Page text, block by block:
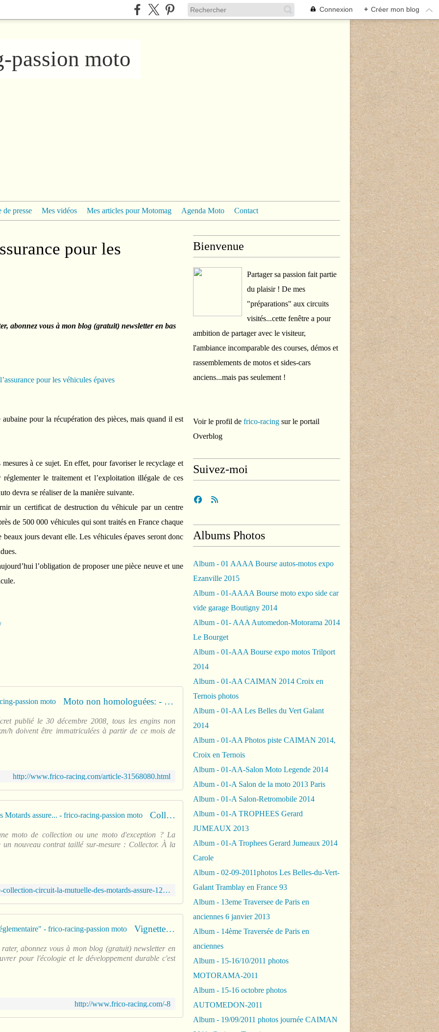
Connexion + Créer mon blog
passion moto
de presse Mes vidéos Mes articles pour Motomag Agenda Moto Contact
pour les
abonnez vous à mon blog (gratuit) newsletter en bas
pour la récupération des pièces, mais quand il est
à ce sujet. En effet, pour favoriser le recyclage et
le traitement et l’exploitation illégale de ces
devra se réaliser de la manière suivante.
un certificat de destruction du véhicule par un centre
de 500 000 véhicules qui sont traités en France chaque
jours devant elle. Les véhicules épaves seront donc
l’obligation de proposer une pièce neuve et une
Moto non homologuées: - frico-racing-passion moto
publié le 30 décembre 2008, tous les engins non
h doivent être immatriculées à partir de ce mois de
http://www.frico-racing.com/article-31568080.html
Collection, Circuit, la Mutuelle des Motards assure... - frico-racing-passion moto
moto de collection ou une moto d'exception ? La
un nouveau contrat taillé sur-mesure : Collector. À la
http://www.frico-racing.com/article-collection-circuit-la-mutuelle-des-motards-assure-124016940.html
Vignettes contre "l'obsolescence réglementaire" - frico-racing-passion moto
abonnez vous à mon blog (gratuit) newsletter en
pour l'écologie et le développement durable c'est
http://www.frico-racing.com/-8
Bienvenue
Partager sa passion fait partie
du plaisir ! De mes
"préparations" aux circuits
visités...cette fenêtre a pour
ambition de partager avec le visiteur,
l'ambiance incomparable des courses, démos et
rassemblements de motos et sides-cars
anciens...mais pas seulement !
Voir le profil de frico-racing sur le portail
Overblog
Suivez-moi
Albums Photos
Album - 01 AAAA Bourse autos-motos expo
Ezanville 2015
Album - 01-AAAA Bourse moto expo side car
vide garage Boutigny 2014
Album - 01- AAA Automedon-Motorama 2014
Le Bourget
Album - 01-AAA Bourse expo motos Trilport
2014
Album - 01-AA CAIMAN 2014 Croix en
Ternois photos
Album - 01-AA Les Belles du Vert Galant
2014
Album - 01-AA Photos piste CAIMAN 2014,
Croix en Ternois
Album - 01-AA-Salon Moto Legende 2014
Album - 01-A Salon de la moto 2013 Paris
Album - 01-A Salon-Retromobile 2014
Album - 01-A TROPHEES Gerard
JUMEAUX 2013
Album - 01-A Trophees Gerard Jumeaux 2014
Carole
Album - 02-09-2011photos Les Belles-du-Vert-
Galant Tramblay en France 93
Album - 13eme Traversee de Paris en
anciennes 6 janvier 2013
Album - 14ème Traversée de Paris en
anciennes
Album - 15-16/10/2011 photos
MOTORAMA-2011
Album - 15-16 octobre photos
AUTOMEDON-2011
Album - 19/09/2011 photos journée CAIMAN